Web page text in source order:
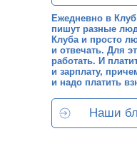
Ежедневно в
пишут разные
Клуба и просто
и отвечать. Для
работать. И
и зарплату,
и надо платить
Наши